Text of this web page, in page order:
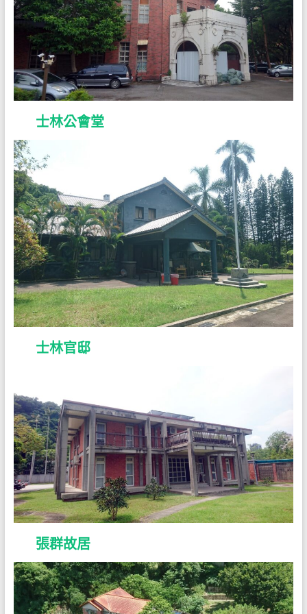
士林公會堂
士林官邸
張群故居